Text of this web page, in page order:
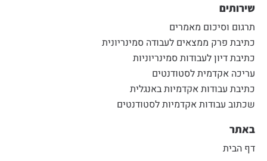
שירותים
תרגום וסיכום מאמרים
כתיבת פרק ממצאים לעבודה סמינריונית
כתיבת דיון לעבודות סמינריוניות
עריכה אקדמית לסטודנטים
כתיבת עבודות אקדמיות באנגלית
שכתוב עבודות אקדמיות לסטודנטים
באתר
דף הבית